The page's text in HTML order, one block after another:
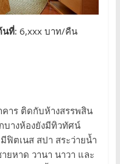
นที่: 6,xxx บาท/คืน
คาร ติดกับห้างสรรพสิน
างห้องยังมีทิวทัศน์
ฟิตเนส สปา สระว่ายน้ำ
ยหาด วานา นาวา และ